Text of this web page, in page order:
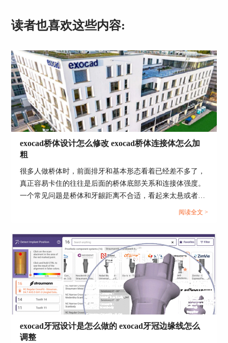
官方文档里把【Orient to insertion axis】和【Model
插入方向旋到指定轴，主要影响导入后的朝向；后
者是为了补偿打印收缩而设置的缩放因子，会直接
影响最终尺寸，所以正式导出前一定要看它是不是
还停在默认状态。
二、exocad导出STL后尺寸不对怎么办
导出后尺寸不对，不要先怀疑模型一定画错了。更
常见的原因，往往是导出时带了缩放补偿，或者后
端软件在导入STL时按了不同单位去解释。实际排
查时，先查exocad端的scale，再查接收端的units，
顺序会更稳。
1、先查Model scale factor是否不是1
在exocad的构建导出设置里，官方把【Model scale
factor】直接定义为用于补偿打印过程收缩的缩放
读者也喜欢这些内容:
exocad桥体设计怎么修改 exocad桥体连接体怎么加
粗
很多人做桥体时，前面排牙和基本形态看着已经差不多了，
真正容易卡住的往往是后面的桥体底部关系和连接体强度。
一个常见问题是桥体和牙龈距离不合适，看起来太悬或者太
压；另一个常见问题是连接体太细，后面一看截面就不放
改，连接体则有单独的Generating connectors步骤去控制最小
截面、位置和厚度可视化。...
阅读全文 >
exocad牙冠设计是怎么做的 exocad牙冠边缘线怎么
调整